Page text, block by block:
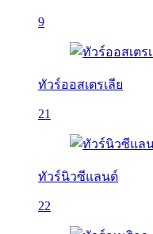
9
ทัวร์ออสเตรเลีย
21
ทัวร์นิวซีแลนด์
22